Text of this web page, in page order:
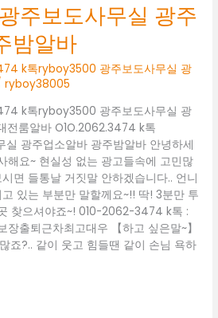
주보도사무실 광주
밤알바
k톡ryboy3500 광주보도사무실 광
ryboy38005
k톡ryboy3500 광주보도사무실 광
전룸알바 O1O.2062.3474 k톡
광주업소알바 광주밤알바 안녕하세
해요~ 현실성 없는 광고들속에 고민많
면 들통날 거짓말 안하겠습니다.. 언니
있는 부분만 말할께요~!! 딱! 3분만 투
찾으셔야죠~! 010-2062-3474 k톡 :
출퇴근차최고대우 【하고 싶은말~】
죠?.. 같이 웃고 힘들땐 같이 손님 욕하